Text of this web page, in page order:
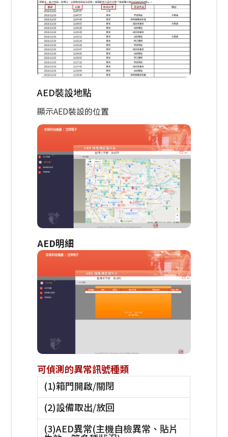
AED裝設地點
顯示AED裝設的位置
AED明細
可偵測的異常訊號種類
(1)箱門開啟/關閉
(2)設備取出/放回
(3)AED異常(主機自檢異常、貼片